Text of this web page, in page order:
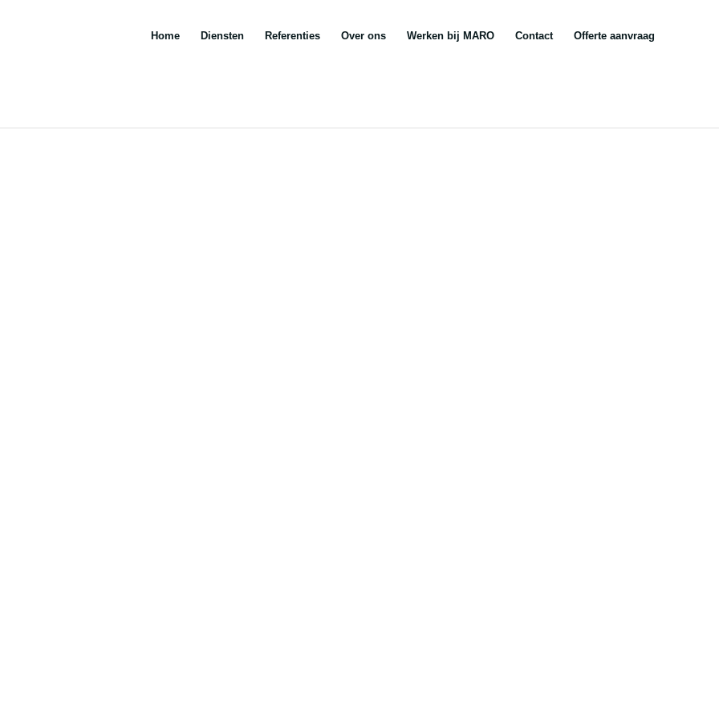
Home Diensten Referenties Over ons Werken bij MARO Contact Offerte aanvraag